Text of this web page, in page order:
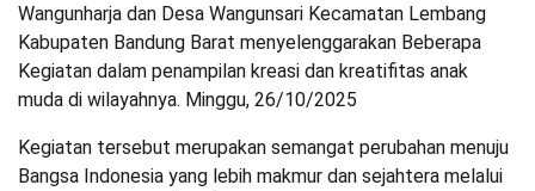
Wangunharja dan Desa Wangunsari Kecamatan Lembang
Kabupaten Bandung Barat menyelenggarakan Beberapa
Kegiatan dalam penampilan kreasi dan kreatifitas anak
muda di wilayahnya. Minggu, 26/10/2025
Kegiatan tersebut merupakan semangat perubahan menuju
Bangsa Indonesia yang lebih makmur dan sejahtera melalui